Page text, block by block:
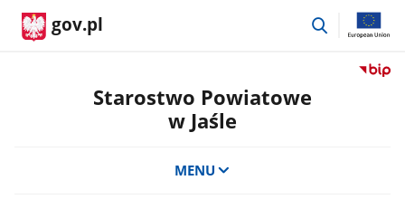
gov.pl
przejdź
Przejdź
Starostwo Powiatowe
w Jaśle
MENU